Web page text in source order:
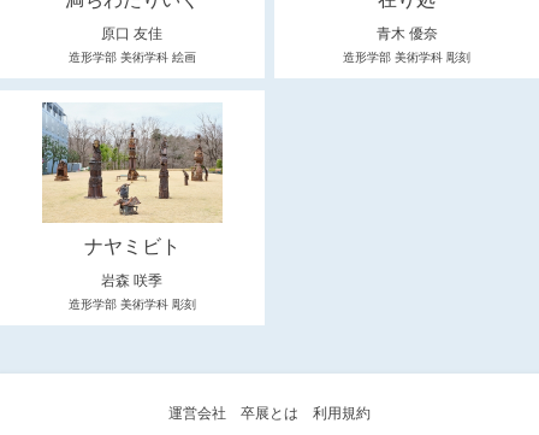
原口 友佳
造形学部 美術学科 絵画
青木 優奈
造形学部 美術学科 彫刻
ナヤミビト
岩森 咲季
造形学部 美術学科 彫刻
運営会社 卒展とは 利用規約